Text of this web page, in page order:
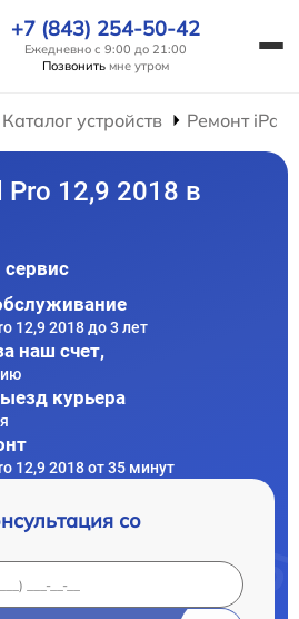
+7 (843) 254-50-42
Ежедневно с 9:00 до 21:00
Позвонить мне утром
Каталог устройств Ремонт iPad
12,9 2018 в
12,9 2018 до 3 лет
наш счет,
курьера
12,9 2018 от 35 минут
со